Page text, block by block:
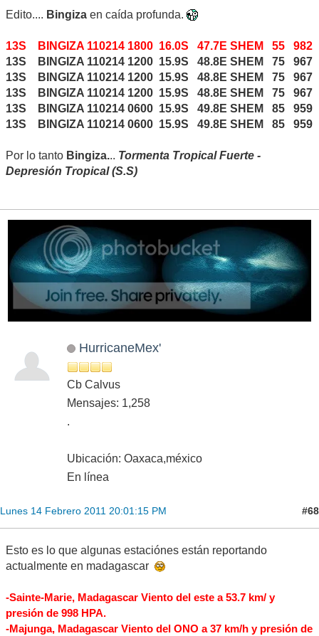
Edito.... Bingiza en caída profunda.
13S BINGIZA 110214 1800 16.0S 47.7E SHEM 55 982
13S BINGIZA 110214 1200 15.9S 48.8E SHEM 75 967
13S BINGIZA 110214 1200 15.9S 48.8E SHEM 75 967
13S BINGIZA 110214 1200 15.9S 48.8E SHEM 75 967
13S BINGIZA 110214 0600 15.9S 49.8E SHEM 85 959
13S BINGIZA 110214 0600 15.9S 49.8E SHEM 85 959
Por lo tanto Bingiza... Tormenta Tropical Fuerte -
Depresión Tropical (S.S)
HurricaneMex'
Cb Calvus
Mensajes: 1,258
.
Ubicación: Oaxaca,méxico
En línea
Lunes 14 Febrero 2011 20:01:15 PM #68
Esto es lo que algunas estaciónes están reportando
actualmente en madagascar
-Sainte-Marie, Madagascar Viento del este a 53.7 km/ y
presión de 998 HPA.
-Majunga, Madagascar Viento del ONO a 37 km/h y presión de